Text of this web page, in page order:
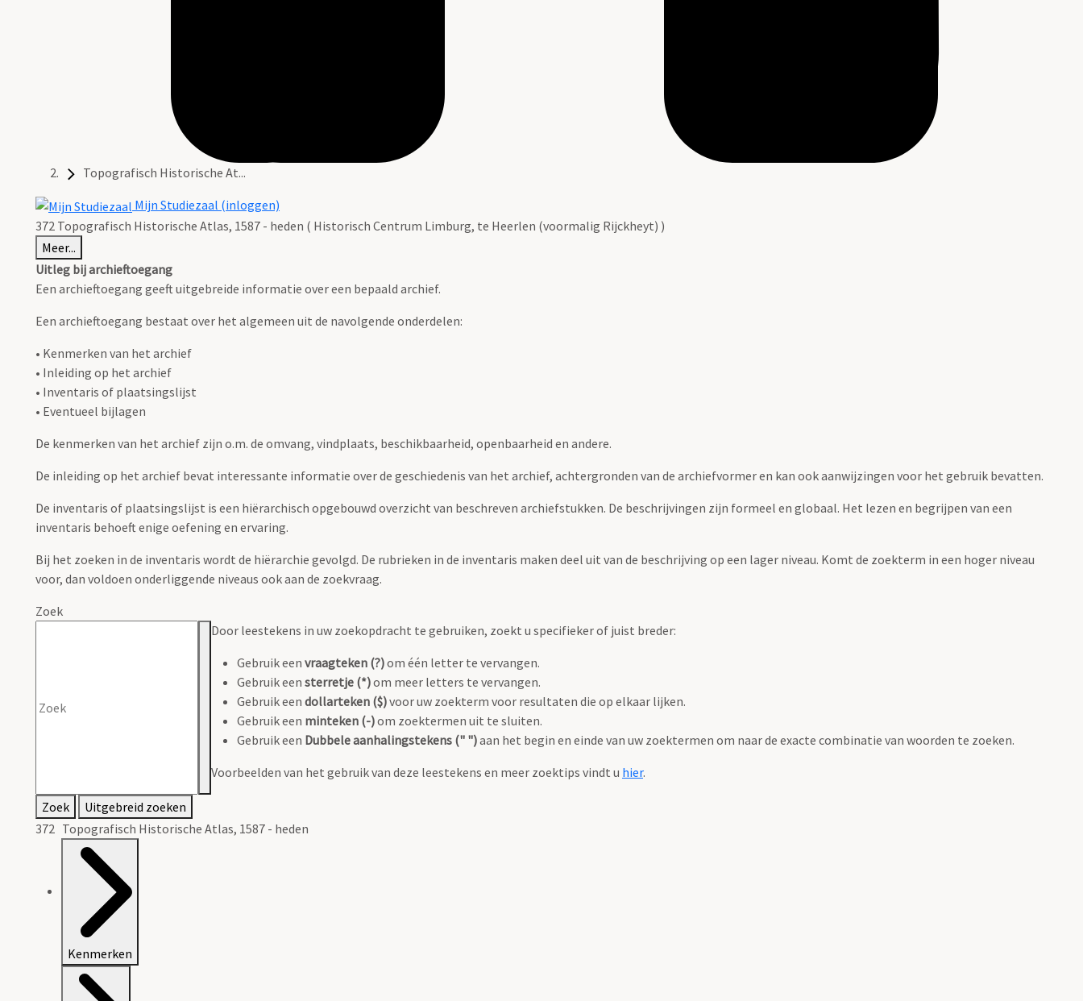
Topografisch Historische At...
Mijn Studiezaal (inloggen)
372 Topografisch Historische Atlas, 1587 - heden ( Historisch Centrum Limburg, te Heerlen (voormalig Rijckheyt) )
Meer...
Uitleg bij archieftoegang
Een archieftoegang geeft uitgebreide informatie over een bepaald archief.
Een archieftoegang bestaat over het algemeen uit de navolgende onderdelen:
• Kenmerken van het archief
• Inleiding op het archief
• Inventaris of plaatsingslijst
• Eventueel bijlagen
De kenmerken van het archief zijn o.m. de omvang, vindplaats, beschikbaarheid, openbaarheid en andere.
De inleiding op het archief bevat interessante informatie over de geschiedenis van het archief, achtergronden van de archiefvormer en kan ook aanwijzingen voor het gebruik bevatten.
De inventaris of plaatsingslijst is een hiërarchisch opgebouwd overzicht van beschreven archiefstukken. De beschrijvingen zijn formeel en globaal. Het lezen en begrijpen van een
inventaris behoeft enige oefening en ervaring.
Bij het zoeken in de inventaris wordt de hiërarchie gevolgd. De rubrieken in de inventaris maken deel uit van de beschrijving op een lager niveau. Komt de zoekterm in een hoger niveau
voor, dan voldoen onderliggende niveaus ook aan de zoekvraag.
Zoek
Door leestekens in uw zoekopdracht te gebruiken, zoekt u specifieker of juist breder:
Gebruik een vraagteken (?)om één letter te vervangen.
Gebruik een sterretje (*)om meer letters te vervangen.
Gebruik een dollarteken ($)voor uw zoekterm voor resultaten die op elkaar lijken.
Gebruik een minteken (-)om zoektermen uit te sluiten.
Gebruik een Dubbele aanhalingstekens (" ")aan het begin en einde van uw zoektermen om naar de exacte combinatie van woorden te zoeken.
Voorbeelden van het gebruik van deze leestekens en meer zoektips vindt u hier.
Zoek
Uitgebreid zoeken
372 Topografisch Historische Atlas, 1587 - heden
Kenmerken